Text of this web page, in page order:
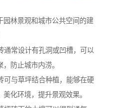
园林景观和城市公共空间的建
常设计有孔洞或凹槽，可以
防止城市内涝。
与草坪结合种植，能够在硬
化环境，提升景观效果。